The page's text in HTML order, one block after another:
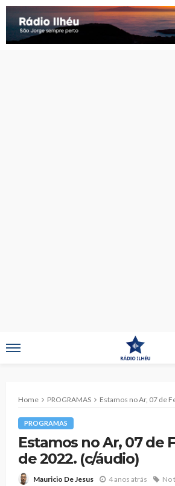
Home PROGRAMAS Estamos no Ar, 07 de
PROGRAMAS
Estamos no Ar, 07 de
de 2022. (c/áudio)
Mauricio De Jesus 4 anos atrás No